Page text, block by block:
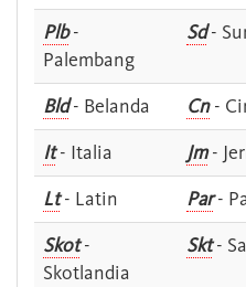
Plb-
Palembang
Sd-
Bld- Belanda Cn-
It- Italia Jm-
Lt- Latin Par-
Skot-
Skotlandia
Skt-